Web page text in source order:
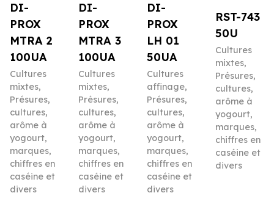
DI-
PROX
MTRA 2
100UA
Cultures
mixtes,
Présures,
cultures,
arôme à
yogourt,
marques,
chiffres en
caséine et
divers
DI-
PROX
MTRA 3
100UA
Cultures
mixtes,
Présures,
cultures,
arôme à
yogourt,
marques,
chiffres en
caséine et
divers
DI-
PROX
LH 01
50UA
Cultures
affinage,
Présures,
cultures,
arôme à
yogourt,
marques,
chiffres en
caséine et
divers
RST-743
50U
Cultures
mixtes,
Présures,
cultures,
arôme à
yogourt,
marques,
chiffres en
caséine et
divers